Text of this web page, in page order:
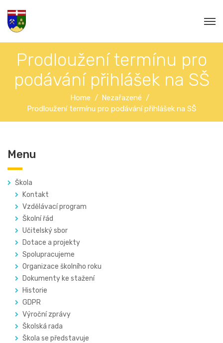
Prodloužení termínu pro
podávání přihlášek na SŠ
Home
Nezařazené
Prodloužení termínu pro podávání přihlášek na SŠ
Menu
Škola
Kontakt
Vzdělávací program
Školní řád
Učitelský sbor
Dotace a projekty
Spolupracujeme
Organizace školního roku
Dokumenty ke stažení
Historie
GDPR
Výroční zprávy
Školská rada
Škola se představuje